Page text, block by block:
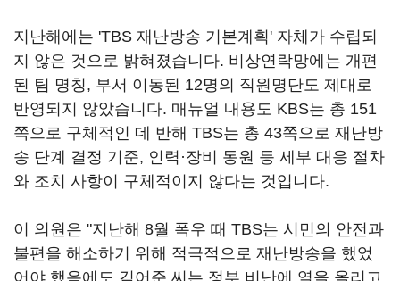
지난해에는 'TBS 재난방송 기본계획' 자체가 수립되
지 않은 것으로 밝혀졌습니다. 비상연락망에는 개편
된 팀 명칭, 부서 이동된 12명의 직원명단도 제대로
반영되지 않았습니다. 매뉴얼 내용도 KBS는 총 151
쪽으로 구체적인 데 반해 TBS는 총 43쪽으로 재난방
송 단계 결정 기준, 인력·장비 동원 등 세부 대응 절차
와 조치 사항이 구체적이지 않다는 것입니다.
이 의원은 "지난해 8월 폭우 때 TBS는 시민의 안전과
불편을 해소하기 위해 적극적으로 재난방송을 했었
어야 했음에도 김어준 씨는 정부 비난에 열을 올리고